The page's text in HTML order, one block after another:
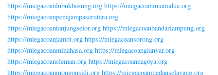
https://miegacoanlubukbasung.org https://miegacoanmuaradua.org
https://miegacoanpenajampaserutara.org
https://miegacoantanjungselor.org https://miegacoanbandarlampung.org
https://miegacoanjambi.org https://miegacoansorong.org
https://miegacoanminahasa.org https://miegacoangianyar.org
https://miegacoansleman.org https://miegacoannagoya.org
https://miegacoanmongonsidi.org https://miegacoanmedanselayang.org